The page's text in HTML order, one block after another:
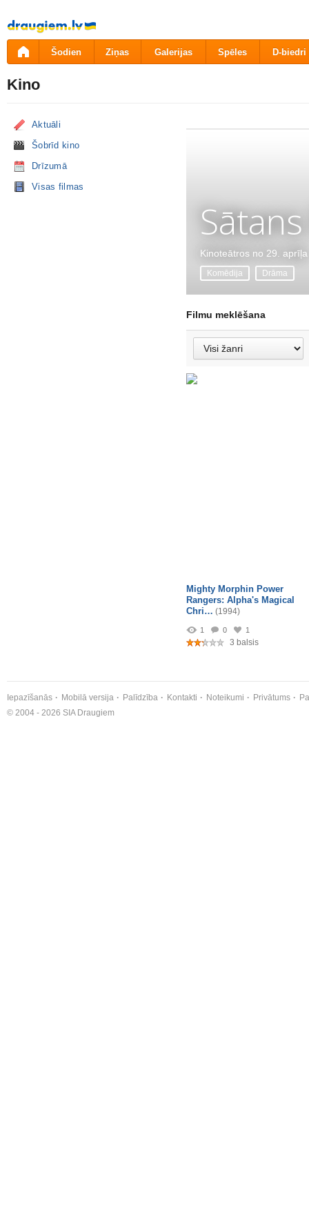
Pāriet
uz
saturu
Šodien Ziņas Galerijas Spēles D-biedri
Kino
Aktuāli
Šobrīd kino
Drīzumā
Visas filmas
Kinoteātros no 29. aprīļa
Komēdija Drāma
Filmu meklēšana
Mighty Morphin Power
Rangers: Alpha's Magical
Chri… (1994)
1 0 1
3 balsis
Iepazīšanās Mobilā versija Palīdzība Kontakti Noteikumi Privātums
© 2004 - 2026 SIA Draugiem